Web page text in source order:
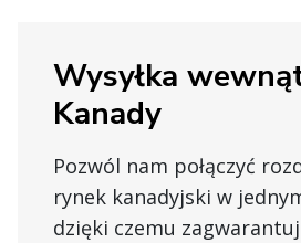
Wysyłka
Kanady
Pozwól nam połączyć
rynek kanadyjski w
dzięki czemu